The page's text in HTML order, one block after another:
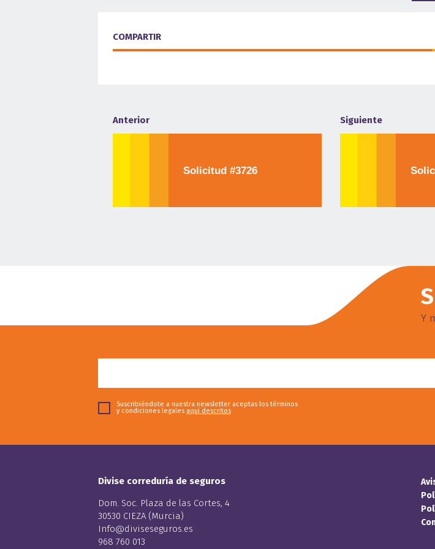
COMPARTIR
Anterior
Solicitud #3726
Siguiente
Y
Suscribiéndote a nuestra newsletter aceptas los términos
y condiciones legales aquí descritos
Divise correduría de seguros
Dom. Soc. Plaza de las Cortes, 4
30530 CIEZA (Murcia)
Info@diviseseguros.es
968 760 013